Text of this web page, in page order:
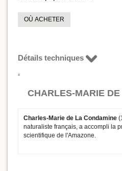
OÙ ACHETER
Détails techniques
CHARLES-MARIE
Charles-Marie de La Condamine
naturaliste français, a accompli la
scientifique de l'Amazone.